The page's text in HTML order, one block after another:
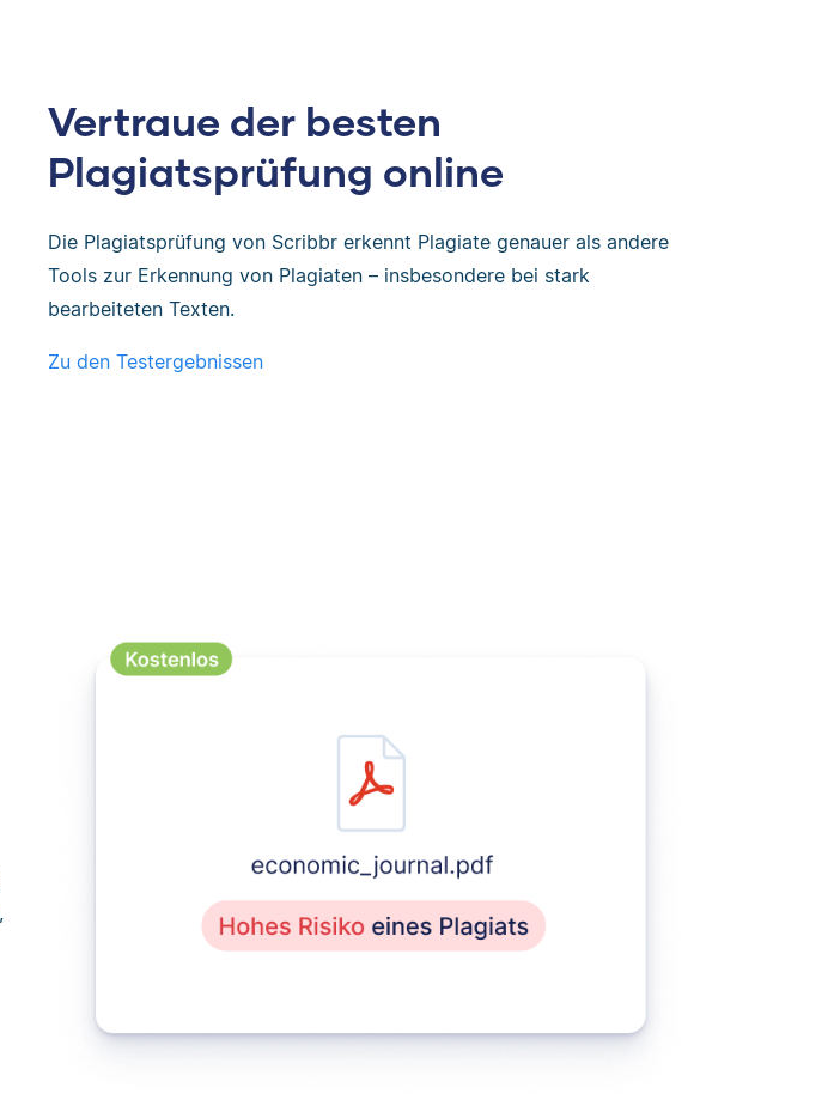
Vertraue der besten
Plagiatsprüfung online
Die Plagiatsprüfung von Scribbr erkennt Plagiate genauer als andere
Tools zur Erkennung von Plagiaten – insbesondere bei stark
bearbeiteten Texten.
Zu den Testergebnissen